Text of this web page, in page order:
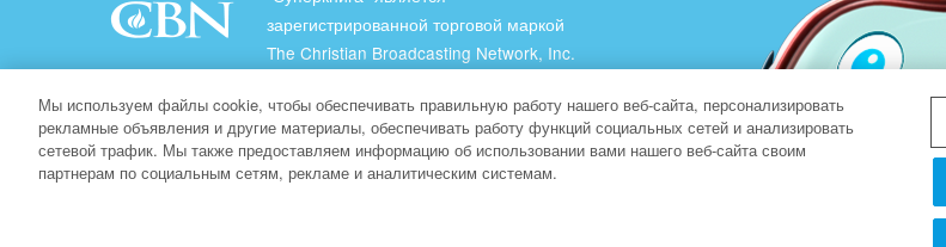
зарегистрированной торговой маркой
The Christian Broadcasting Network, Inc.
Все права защищены.
About CBN
Мы используем файлы cookie, чтобы обеспечивать правильную работу нашего веб-сайта, персонализировать
рекламные объявления и другие материалы, обеспечивать работу функций социальных сетей и анализировать
сетевой трафик. Мы также предоставляем информацию об использовании вами нашего веб-сайта своим
партнерам по социальным сетям, рекламе и аналитическим системам.